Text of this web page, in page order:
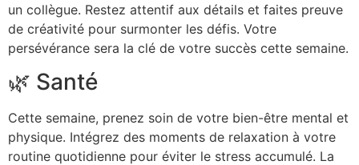
un collègue. Restez attentif aux détails et faites preuve
de créativité pour surmonter les défis. Votre
persévérance sera la clé de votre succès cette semaine.
🌿 Santé
Cette semaine, prenez soin de votre bien-être mental et
physique. Intégrez des moments de relaxation à votre
routine quotidienne pour éviter le stress accumulé. La